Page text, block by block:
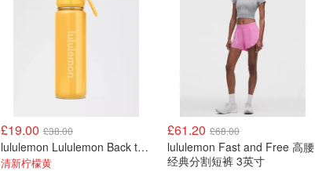
£19.00 £38.00
lululemon Lululemon Back to Life 运动水瓶 24oz 吸管盖
清新柠檬黄
£61.20 £68.00
lululemon Fast and Free 高腰
经典分割短裤 3英寸